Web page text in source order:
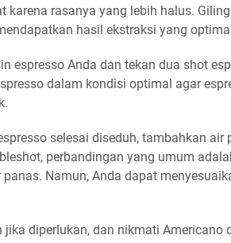
karena rasanya yang lebih halus.
hasil ekstraksi yang
espresso Anda dan tekan dua shot
dalam kondisi optimal agar
selesai diseduh, tambahkan air
perbandingan yang umum
Namun, Anda dapat
jika diperlukan, dan nikmati Americano